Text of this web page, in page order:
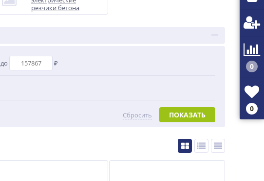
резчики бетона
до ₽
ПОКАЗАТЬ
Сбросить
0
0